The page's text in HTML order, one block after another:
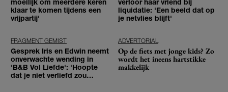
moeilijk om meerdere keren
klaar te komen tijdens een
vrijpartij'
verloor haar vriend bij
liquidatie: 'Een beeld dat op
je netvlies blijft'
FRAGMENT GEMIST
Gesprek Iris en Edwin neemt
onverwachte wending in
'B&B Vol Liefde': 'Hoopte
dat je niet verliefd zou
ADVERTORIAL
Op de fiets met jonge kids? Zo
wordt het ineens hartstikke
makkelijk